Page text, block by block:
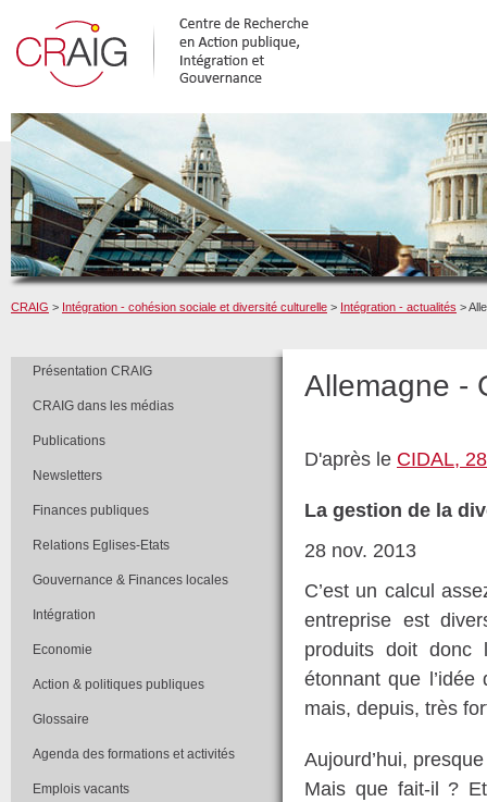
CRAIG > Intégration - cohésion sociale et diversité culturelle > Intégration - actualités >
Présentation CRAIG
CRAIG dans les médias
Publications
Newsletters
Finances publiques
Relations Eglises-Etats
Gouvernance & Finances locales
Intégration
Economie
Action & politiques publiques
Glossaire
Agenda des formations et activités
Emplois vacants
Allemagne -
D'après le CIDAL,
La gestion de la
28 nov. 2013
C’est un calcul
entreprise est
produits doit donc
étonnant que l’idée
mais, depuis, très
Aujourd’hui,
Mais que fait-il ?